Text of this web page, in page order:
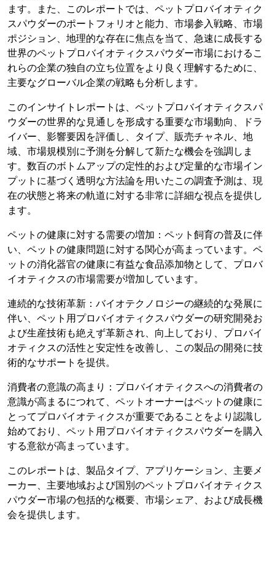
ます。また、このレポートでは、ペットプロバイオティク
スパウダーのポートフォリオと能力、市場参入戦略、市場
ポジション、地理的な存在に焦点を当て、急速に成長する
世界のペットプロバイオティクスパウダー市場におけるこ
れらの企業の独自の立ち位置をより良く理解するために、
主要なグローバル企業の戦略も分析します。
このインサイトレポートは、ペットプロバイオティクスパ
ウダーの世界的な見通しを形成する重要な市場動向、ドラ
イバー、影響要因を評価し、タイプ、販売チャネル、地
域、市場規模別に予測を分解して新たな機会を強調しま
す。数百のボトムアップの定性的および定量的な市場イン
プットに基づく透明な方法論を用いたこの調査予測は、現
在の状態と将来の軌道に対する非常に詳細な視点を提供し
ます。
ペットの健康に対する需要の増加：ペット飼育の普及に伴
い、ペットの健康問題に対する関心が高まっています。ペ
ットの消化器官の健康に有益な食品添加物として、プロバ
イオティクスの市場需要が増加しています。
連続的な技術革新：バイオテクノロジーの継続的な発展に
伴い、ペット用プロバイオティクスパウダーの研究開発お
よび生産技術も絶えず革新され、向上しており、プロバイ
オティクスの活性と安定性を改善し、この製品の開発に技
術的なサポートを提供。
消費者の意識の高まり：プロバイオティクスへの消費者の
意識が高まるにつれて、ペットオーナーはペットの健康に
とってプロバイオティクスが重要であることをより認識し
始めており、ペット用プロバイオティクスパウダーを購入
する意欲が高まっています。
このレポートは、製品タイプ、アプリケーション、主要メ
ーカー、主要地域および国別のペットプロバイオティクス
パウダー市場の包括的な概要、市場シェア、および成長機
会を提供します。